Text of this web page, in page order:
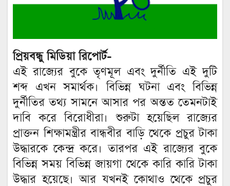
প্রিয়বন্ধু মিডিয়া রিপোর্ট-
এই রাজ্যের বুকে তৃণমূল এবং দুর্নীতি এই দুটি
শব্দ এখন সমার্থক। বিভিন্ন ঘটনা এবং বিভিন্ন
দুর্নীতির তথ্য সামনে আসার পর অন্তত তেমনটাই
দাবি করে বিরোধীরা। শুরুটা হয়েছিল রাজ্যের
প্রাক্তন শিক্ষামন্ত্রীর বান্ধবীর বাড়ি থেকে প্রচুর টাকা
উদ্ধারকে কেন্দ্র করে। তারপর এই রাজ্যের বুকে
বিভিন্ন সময় বিভিন্ন জায়গা থেকে কারি কারি টাকা
উদ্ধার হয়েছে। আর যখনই কোথাও থেকে প্রচুর